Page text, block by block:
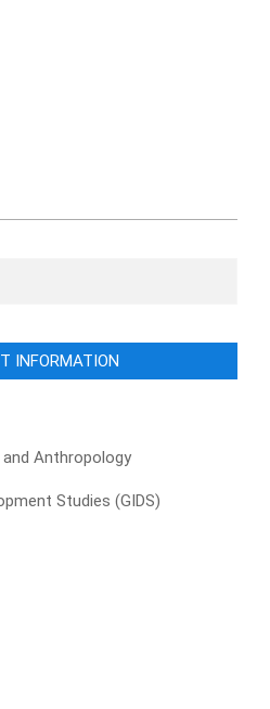
INFORMATION
Anthropology
Studies (GIDS)